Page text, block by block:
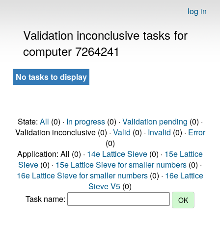
log in
Validation inconclusive tasks for
computer 7264241
No tasks to display
State: All (0) · In progress(0) · Validation pending (0) ·
Validation inconclusive (0) · Valid (0) · Invalid (0) · Error
(0)
Application: All (0) · 14e Lattice Sieve (0) · 15e Lattice
Sieve (0) · 15e Lattice Sieve for smaller numbers (0) ·
16e Lattice Sieve for smaller numbers (0) · 16e Lattice
Sieve V5 (0)
Task name: